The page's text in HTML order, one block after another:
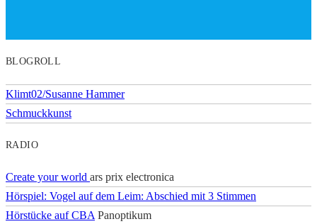
BLOGROLL
Klimt02/Susanne Hammer
Schmuckkunst
RADIO
Create your world ars prix electronica
Hörspiel: Vogel auf dem Leim: Abschied mit 3 Stimmen
Hörstücke auf CBA Panoptikum